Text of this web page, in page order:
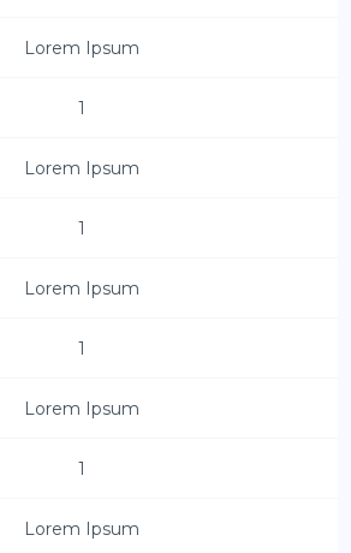
Lorem Ipsum
1
Lorem Ipsum
1
Lorem Ipsum
1
Lorem Ipsum
1
Lorem Ipsum